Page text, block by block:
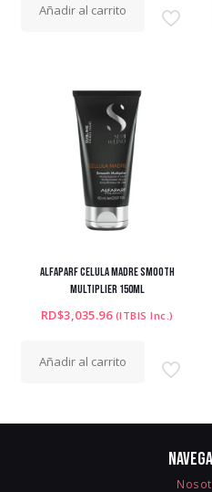
Añadir al carrito
ALFAPARF CELULA MADRE SMOOTH
MULTIPLIER 150ML
RD$3,035.96 (ITBIS Inc.)
Añadir al carrito